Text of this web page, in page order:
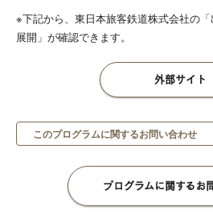
※下記から、東日本旅客鉄道株式会社の
展開」が確認できます。
外部サイト
このプログラムに関するお問い合わせ
プログラムに関するお